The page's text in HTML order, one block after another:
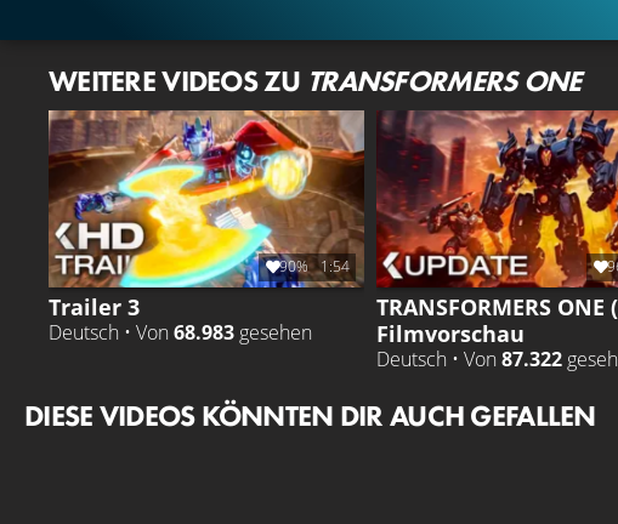
WEITERE VIDEOS ZU TRANSFORMERS ONE
90% 1:54
Trailer 3
Deutsch • Von 68.983 gesehen
TRANSFORMERS ONE
Filmvorschau
Deutsch • Von 87.322
DIESE VIDEOS KÖNNTEN DIR AUCH GEFALLEN